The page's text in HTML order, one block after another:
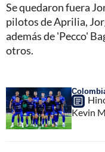
Se quedaron fuera
pilotos de Aprilia,
además de 'Pecco'
otros.
Kevin